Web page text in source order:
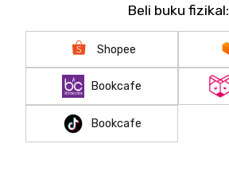
Beli buku fizikal:
Shopee
Bookcafe
Bookcafe